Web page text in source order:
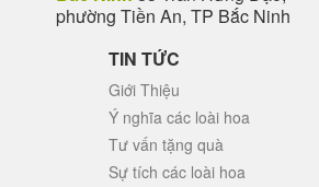
phường Tiền An, TP Bắc Ninh
TIN TỨC
Giới Thiệu
Ý nghĩa các loài hoa
Tư vấn tặng quà
Sự tích các loài hoa